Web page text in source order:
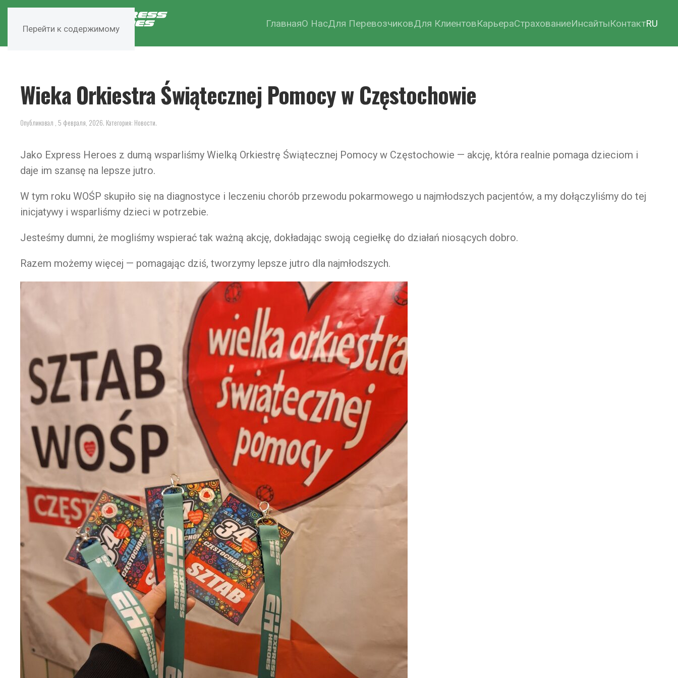
Перейти к содержимому ГлавнаяО НасДля ПеревозчиковДля КлиентовКарьераСтрахованиеИнсайтыКонтактRU
Wieka Orkiestra Świątecznej Pomocy w Częstochowie
Опубликовал , 5 февраля, 2026. Категория: Новости.
Jako Express Heroes z dumą wsparliśmy Wielką Orkiestrę Świątecznej Pomocy w Częstochowie — akcję, która realnie pomaga dzieciom i
daje im szansę na lepsze jutro.
W tym roku WOŚP skupiło się na diagnostyce i leczeniu chorób przewodu pokarmowego u najmłodszych pacjentów, a my dołączyliśmy do tej
inicjatywy i wsparliśmy dzieci w potrzebie.
Jesteśmy dumni, że mogliśmy wspierać tak ważną akcję, dokładając swoją cegiełkę do działań niosących dobro.
Razem możemy więcej — pomagając dziś, tworzymy lepsze jutro dla najmłodszych.